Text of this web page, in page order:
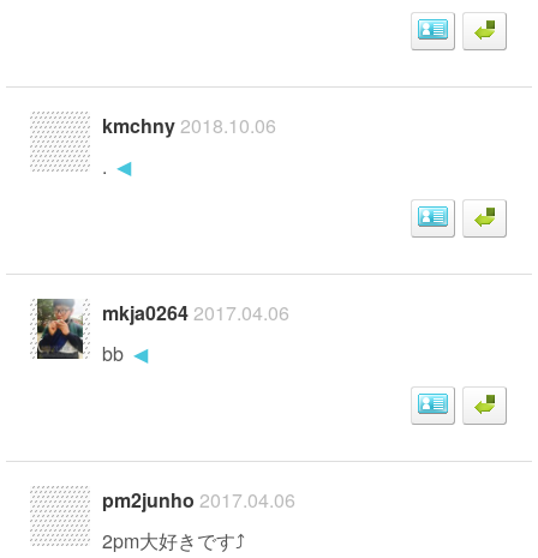
kmchny2018.10.06
. ◀
mkja02642017.04.06
bb ◀
pm2junho 2017.04.06
2pm大好きです⤴